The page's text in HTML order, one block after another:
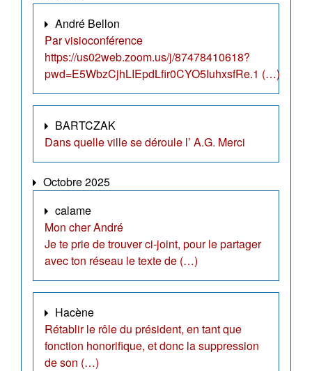
André Bellon
Par visioconférence
https://us02web.zoom.us/j/87478410618?
pwd=E5WbzCjhLIEpdLfir0CYO5IuhxsfRe.1 (…)
BARTCZAK
Dans quelle ville se déroule l’ A.G. Merci
Octobre 2025
calame
Mon cher André
Je te prie de trouver ci-joint, pour le partager
avec ton réseau le texte de (…)
Hacène
Rétablir le rôle du président, en tant que
fonction honorifique, et donc la suppression
de son (…)